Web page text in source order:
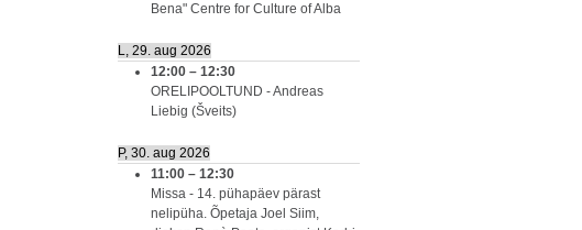
Bena" Centre for Culture of Alba
L, 29. aug 2026
12:00 – 12:30
ORELIPOOLTUND - Andreas
Liebig (Šveits)
P, 30. aug 2026
11:00 – 12:30
Missa - 14. pühapäev pärast
nelipüha. Õpetaja Joel Siim,